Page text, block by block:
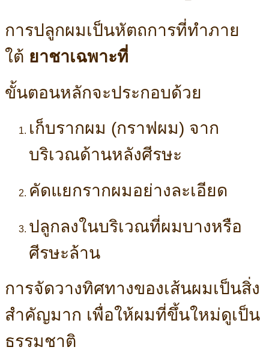
การปลูกผมเป็นหัตถการที่ทำภาย
ใต้ ยาชาเฉพาะที่
ขั้นตอนหลักจะประกอบด้วย
เก็บรากผม (กราฟผม) จาก
บริเวณด้านหลังศีรษะ
คัดแยกรากผมอย่างละเอียด
ปลูกลงในบริเวณที่ผมบางหรือ
ศีรษะล้าน
การจัดวางทิศทางของเส้นผมเป็นสิ่ง
สำคัญมาก เพื่อให้ผมที่ขึ้นใหม่ดูเป็น
ธรรมชาติ